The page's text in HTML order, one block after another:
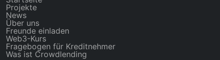
Projekte
News
Über uns
Freunde einladen
Web3-Kurs
Fragebogen für Kreditnehmer
Was ist Crowdlending